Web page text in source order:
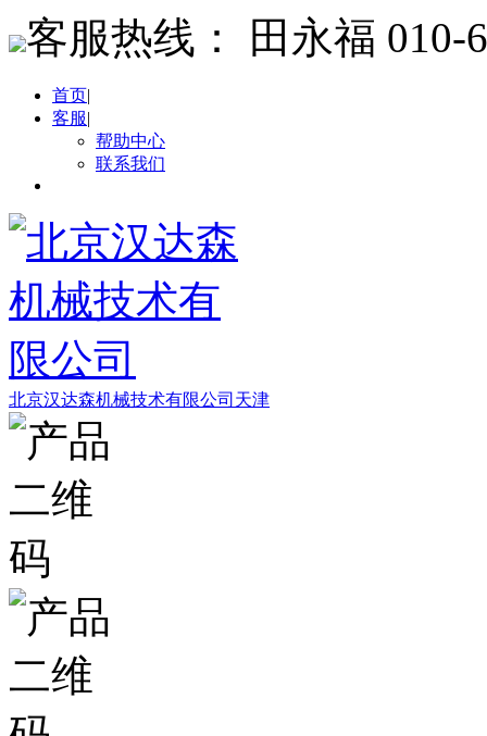
客服热线： 田永福 010-
首页|
客服|
帮助中心
联系我们
北京汉达森机械技术有限公司天津